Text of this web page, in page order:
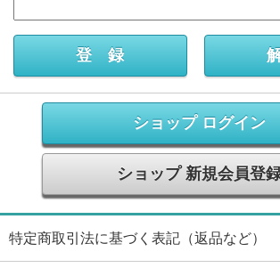
ショップ ログイン
ショップ 新規会員登
特定商取引法に基づく表記（返品など）